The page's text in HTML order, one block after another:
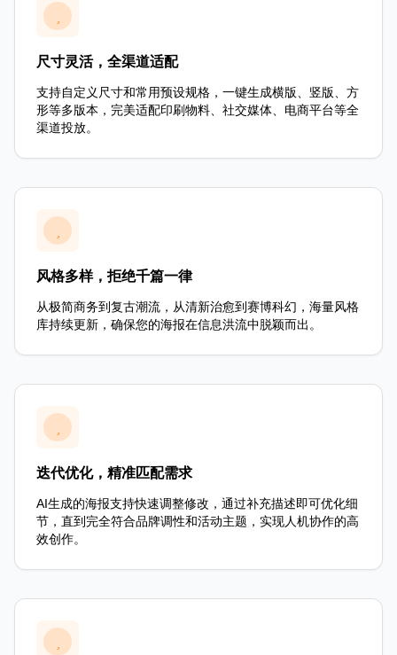
尺寸灵活，全渠道适配
支持自定义尺寸和常用预设规格，一键生成横版、竖版、方
形等多版本，完美适配印刷物料、社交媒体、电商平台等全
渠道投放。
风格多样，拒绝千篇一律
从极简商务到复古潮流，从清新治愈到赛博科幻，海量风格
库持续更新，确保您的海报在信息洪流中脱颖而出。
迭代优化，精准匹配需求
AI生成的海报支持快速调整修改，通过补充描述即可优化细
节，直到完全符合品牌调性和活动主题，实现人机协作的高
效创作。